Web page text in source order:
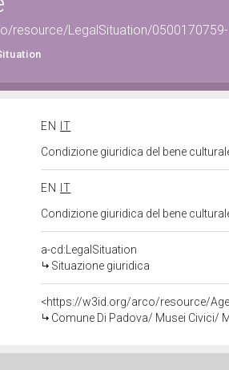
resource/LegalSituation/
EN
IT
Condizione giuridica del bene
EN
IT
Condizione giuridica del bene
a-cd:LegalSituation
Situazione giuridica
<https://w3id.org/arco/resource/
Comune Di Padova/ Musei Civici/